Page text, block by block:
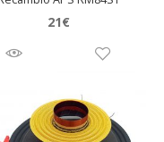
21€